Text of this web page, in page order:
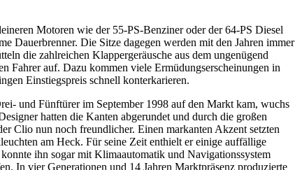
Motoren wie der 55-PS-Benziner oder der 64-PS Diesel
Dauerbrenner. Die Sitze dagegen werden mit den Jahren immer
die zahlreichen Klappergeräusche aus dem ungenügend
Fahrer auf. Dazu kommen viele Ermüdungserscheinungen in
Einstiegspreis schnell konterkarieren.
und Fünftürer im September 1998 auf den Markt kam, wuchs
hatten die Kanten abgerundet und durch die großen
Clio nun noch freundlicher. Einen markanten Akzent setzten
am Heck. Für seine Zeit enthielt er einige auffällige
ihn sogar mit Klimaautomatik und Navigationssystem
In vier Generationen und 14 Jahren Marktpräsenz produzierte